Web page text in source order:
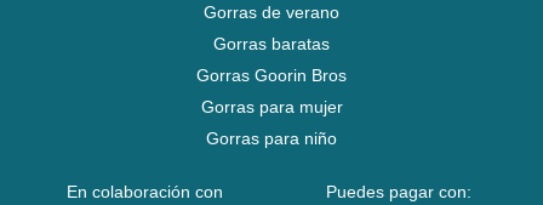
Gorras de verano
Gorras baratas
Gorras Goorin Bros
Gorras para mujer
Gorras para niño
En colaboración con
Puedes pagar con: